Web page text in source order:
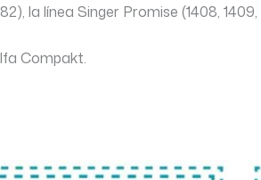
la línea Singer Promise (1408, 1409,
Compakt.